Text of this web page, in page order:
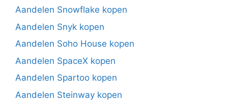
Aandelen Snowflake kopen
Aandelen Snyk kopen
Aandelen Soho House kopen
Aandelen SpaceX kopen
Aandelen Spartoo kopen
Aandelen Steinway kopen